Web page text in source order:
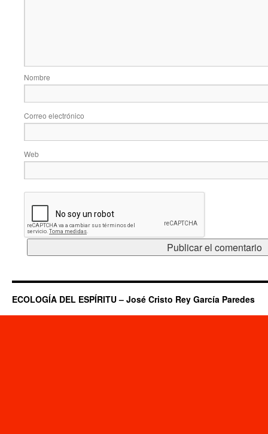
Nombre
Correo electrónico
Web
ECOLOGÍA DEL ESPÍRITU – José Cristo Rey García Paredes